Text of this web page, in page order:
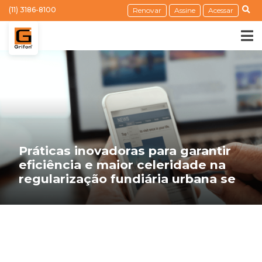
(11) 3186-8100 Renovar Assine Acessar
Práticas inovadoras para garantir
eficiência e maior celeridade na
regularização fundiária urbana se